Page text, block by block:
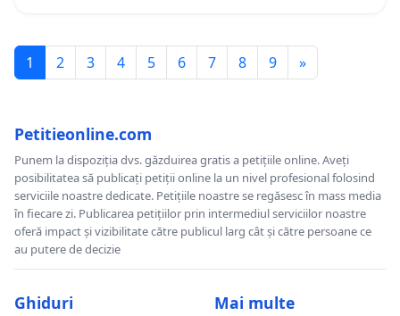
1 2 3 4 5 6 7 8 9 »
Petitieonline.com
Punem la dispoziția dvs. găzduirea gratis a petițiile online. Aveți
posibilitatea să publicați petiții online la un nivel profesional folosind
serviciile noastre dedicate. Petițiile noastre se regăsesc în mass media
în fiecare zi. Publicarea petițiilor prin intermediul serviciilor noastre
oferă impact și vizibilitate către publicul larg cât și către persoane ce
au putere de decizie
Ghiduri Mai multe